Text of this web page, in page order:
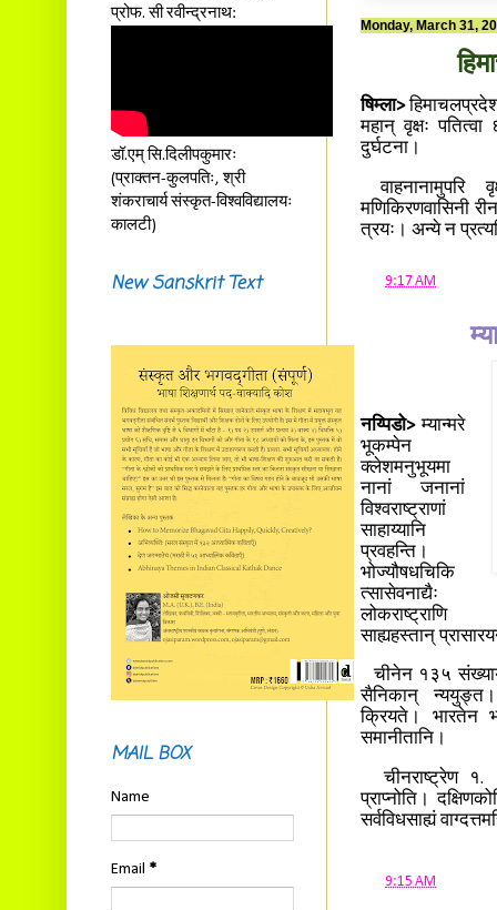
Monday, March 31,
षिम्ला>
महान् वृक्षः
दुर्घटना।
वाहनानामुपरि
मणिकिरणवासिनी
त्रयः। अन्ये न
9:17 AM
नय्पिडो>म्यान्मरे
भूकम्पेन
क्लेशमनुभूयमा
नानां जनानां
विश्वराष्ट्राणां
साहाय्यानि
प्रवहन्ति।
भोज्यौषधचिकि
त्सासेवनाद्यैः
लोकराष्ट्राणि
साह्यहस्तान्
चीनेन १३५
सैनिकान् न्ययुङ्त।
क्रियते। भारतेन
समानीतानि।
चीनराष्ट्रेण १.
प्राप्नोति।
सर्वविधसाह्यं
9:15 AM
प्रोफ. सी रवीन्द्रनाथ:
डॉ.एम् सि.दिलीपकुमारः
(प्राक्तन-कुलपतिः, श्री
शंकराचार्य संस्कृत-विश्वविद्यालयः
कालटी)
New Sanskrit Text
MAIL BOX
Name
Email *